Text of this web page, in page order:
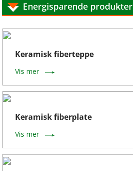
Energisparende produkter
Keramisk fiberteppe
Vis mer
Keramisk fiberplate
Vis mer